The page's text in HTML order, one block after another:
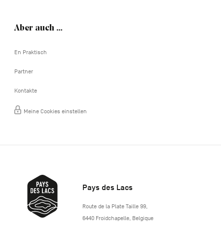
Aber auch …
En Praktisch
Partner
Kontakte
Meine Cookies einstellen
Pays des Lacs
http://www.lepaysdeslacs.be/
Route de la Plate Taille 99,
6440 Froidchapelle, Belgique